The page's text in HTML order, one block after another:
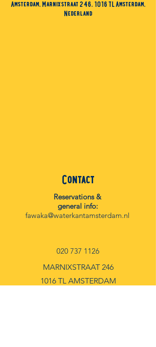
Amsterdam, Marnixstraat 246, 1016 TL Amsterdam,
Nederland
Contact
Reservations &
general info:
fawaka@waterkantamsterdam.nl
020 737 1126
MARNIXSTRAAT 246
1016 TL AMSTERDAM